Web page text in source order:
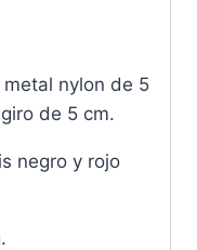
nylon de 5
de 5 cm.
negro y rojo